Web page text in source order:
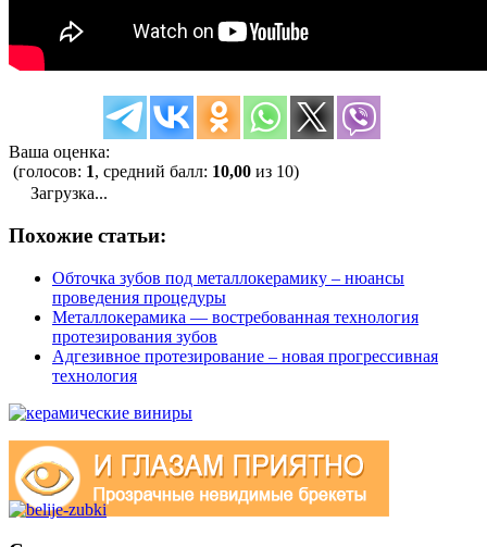
Ваша оценка:
(голосов: 1, средний балл: 10,00 из 10)
Загрузка...
Похожие статьи:
Обточка зубов под металлокерамику – нюансы
проведения процедуры
Металлокерамика — востребованная технология
протезирования зубов
Адгезивное протезирование – новая прогрессивная
технология